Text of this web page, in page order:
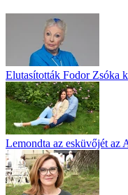
Elutasították Fodor Zsóka
Lemondta az esküvőjét az